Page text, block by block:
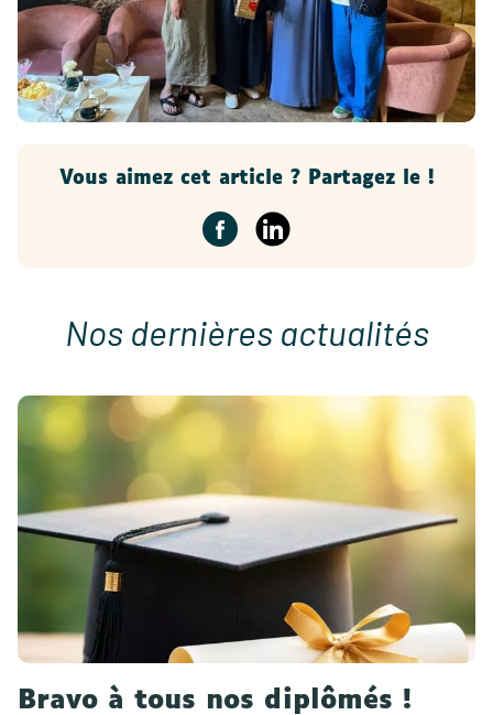
Vous aimez cet article ? Partagez le !
Nos dernières actualités
Bravo à tous nos diplômés !